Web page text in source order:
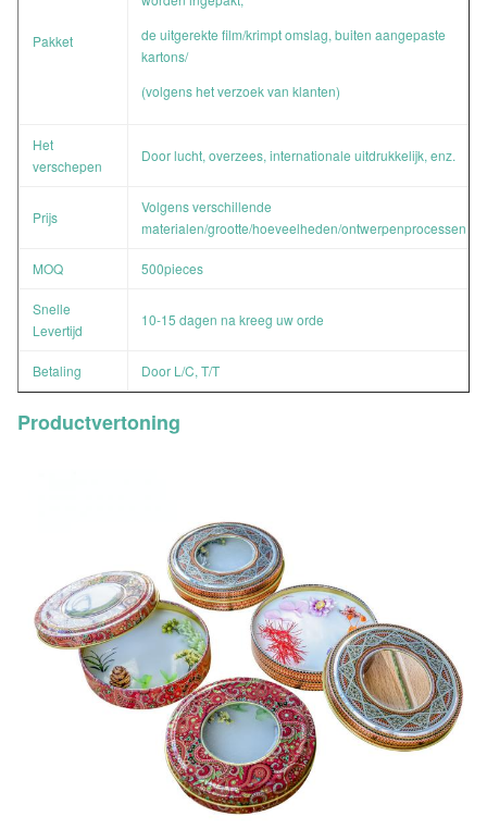
Pakket
de uitgerekte film/krimpt omslag, buiten aangepaste
kartons/
(volgens het verzoek van klanten)
Het
verschepen
Door lucht, overzees, internationale uitdrukkelijk, enz.
Prijs
Volgens verschillende
materialen/grootte/hoeveelheden/ontwerpenprocessen
MOQ 500pieces
Snelle
Levertijd
10-15 dagen na kreeg uw orde
Betaling Door L/C, T/T
Productvertoning